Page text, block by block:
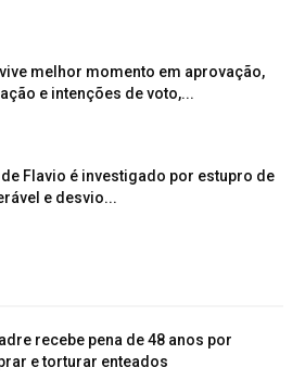
melhor momento em aprovação,
e intenções de voto,...
Flavio é investigado por estupro de
e desvio...
recebe pena de 48 anos por
e torturar enteados